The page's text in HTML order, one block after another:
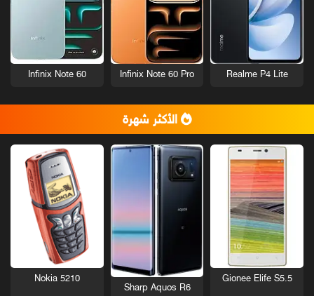
Realme P4 Lite
Infinix Note 60 Pro
Infinix Note 60
الأكثر شهرة
Gionee Elife S5.5
Sharp Aquos R6
Nokia 5210